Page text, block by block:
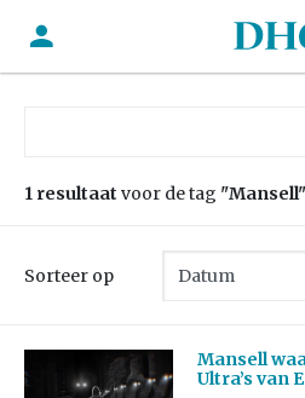
1 resultaat voor de tag "Mansell"
Sorteer op
Mansell
Ultra’s van